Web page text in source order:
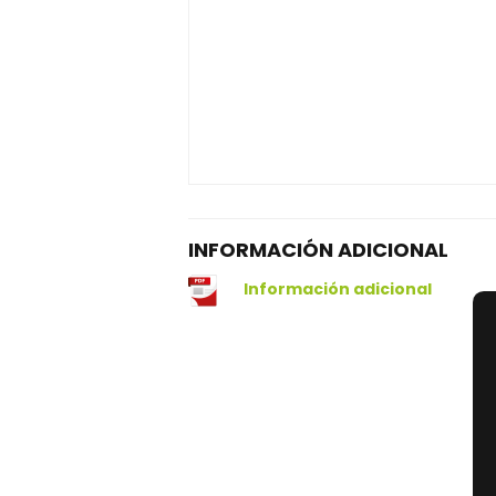
INFORMACIÓN ADICIONAL
Información adicional